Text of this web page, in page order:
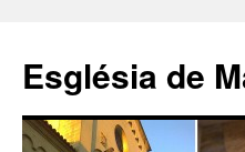
contenido
Església de